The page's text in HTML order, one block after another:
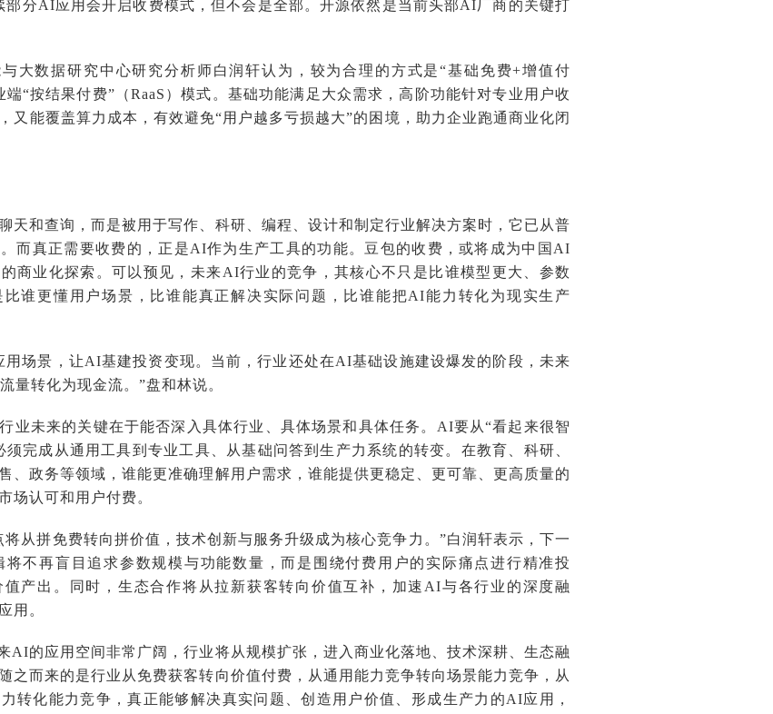
部分AI应用会开启收费模式，但不会是全部。开源依然是当前头部AI厂商的关键打
大数据研究中心研究分析师白润轩认为，较为合理的方式是“基础免费+增值付
端“按结果付费”（RaaS）模式。基础功能满足大众需求，高阶功能针对专业用户收
又能覆盖算力成本，有效避免“用户越多亏损越大”的困境，助力企业跑通商业化闭
天和查询，而是被用于写作、科研、编程、设计和制定行业解决方案时，它已从普
而真正需要收费的，正是AI作为生产工具的功能。豆包的收费，或将成为中国AI
商业化探索。可以预见，未来AI行业的竞争，其核心不只是比谁模型更大、参数
谁更懂用户场景，比谁能真正解决实际问题，比谁能把AI能力转化为现实生产
用场景，让AI基建投资变现。当前，行业还处在AI基础设施建设爆发的阶段，未来
量转化为现金流。”盘和林说。
业未来的关键在于能否深入具体行业、具体场景和具体任务。AI要从“看起来很智
须完成从通用工具到专业工具、从基础问答到生产力系统的转变。在教育、科研、
、政务等领域，谁能更准确理解用户需求，谁能提供更稳定、更可靠、更高质量的
场认可和用户付费。
从拼免费转向拼价值，技术创新与服务升级成为核心竞争力。”白润轩表示，下一
不再盲目追求参数规模与功能数量，而是围绕付费用户的实际痛点进行精准投
值产出。同时，生态合作将从拉新获客转向价值互补，加速AI与各行业的深度融
用。
AI的应用空间非常广阔，行业将从规模扩张，进入商业化落地、技术深耕、生态融
之而来的是行业从免费获客转向价值付费，从通用能力竞争转向场景能力竞争，从
转化能力竞争，真正能够解决真实问题、创造用户价值、形成生产力的AI应用，